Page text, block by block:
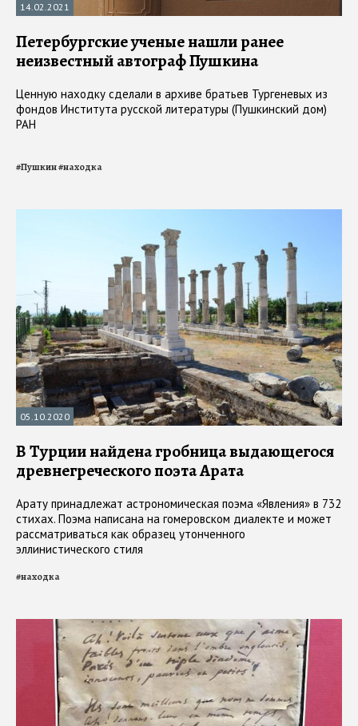
14.02.2021
Петербургские ученые нашли ранее
неизвестный автограф Пушкина
Ценную находку сделали в архиве братьев Тургеневых из
фондов Института русской литературы (Пушкинский дом)
РАН
#Пушкин#находка
05.10.2020
В Турции найдена гробница выдающегося
древнегреческого поэта Арата
Арату принадлежат астрономическая поэма «Явления» в 732
стихах. Поэма написана на гомеровском диалекте и может
рассматриваться как образец утонченного
эллинистического стиля
#находка